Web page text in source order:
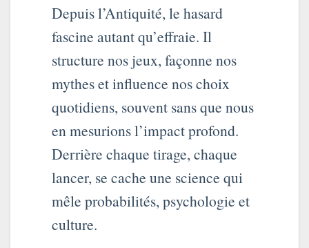
Depuis l’Antiquité, le hasard
fascine autant qu’effraie. Il
structure nos jeux, façonne nos
mythes et influence nos choix
quotidiens, souvent sans que nous
en mesurions l’impact profond.
Derrière chaque tirage, chaque
lancer, se cache une science qui
mêle probabilités, psychologie et
culture.